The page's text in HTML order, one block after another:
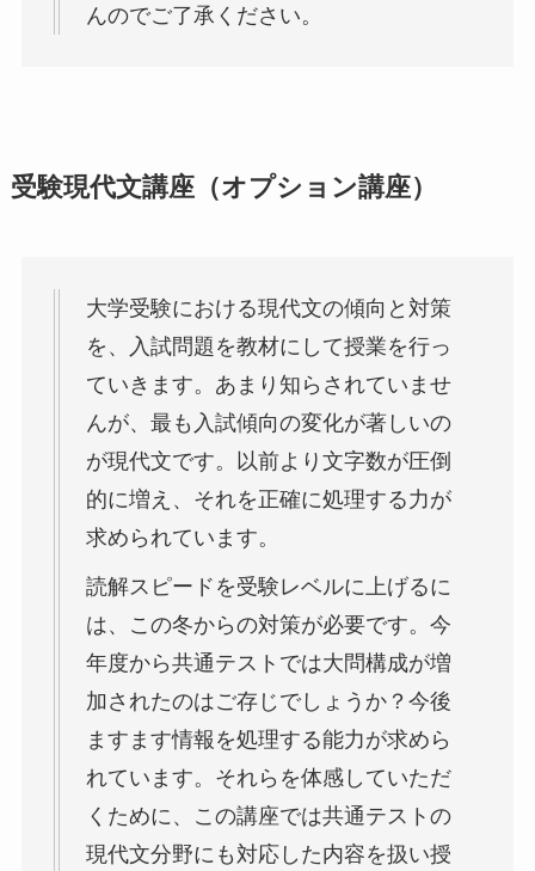
んのでご了承ください。
受験現代文講座（オプション講座）
大学受験における現代文の傾向と対策
を、入試問題を教材にして授業を行っ
ていきます。あまり知らされていませ
んが、最も入試傾向の変化が著しいの
が現代文です。以前より文字数が圧倒
的に増え、それを正確に処理する力が
求められています。
読解スピードを受験レベルに上げるに
は、この冬からの対策が必要です。今
年度から共通テストでは大問構成が増
加されたのはご存じでしょうか？今後
ますます情報を処理する能力が求めら
れています。それらを体感していただ
くために、この講座では共通テストの
現代文分野にも対応した内容を扱い授